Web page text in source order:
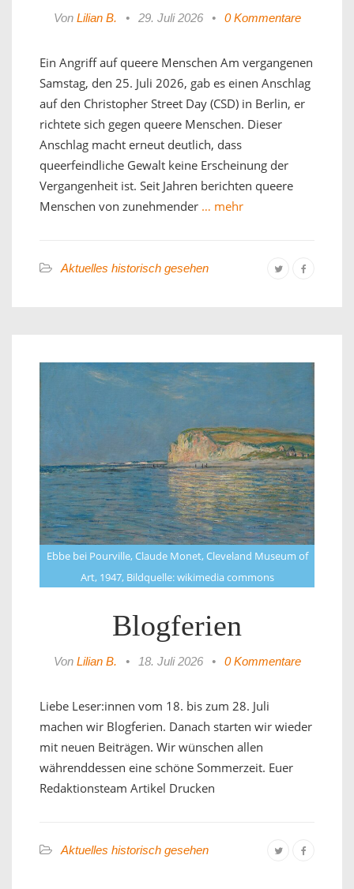
Von Lilian B. • 29. Juli 2026 • 0 Kommentare
Ein Angriff auf queere Menschen Am vergangenen
Samstag, den 25. Juli 2026, gab es einen Anschlag
auf den Christopher Street Day (CSD) in Berlin, er
richtete sich gegen queere Menschen. Dieser
Anschlag macht erneut deutlich, dass
queerfeindliche Gewalt keine Erscheinung der
Vergangenheit ist. Seit Jahren berichten queere
Menschen von zunehmender … mehr
Aktuelles historisch gesehen
Ebbe bei Pourville, Claude Monet, Cleveland Museum of
Art, 1947, Bildquelle: wikimedia commons
Blogferien
Von Lilian B. • 18. Juli 2026 • 0 Kommentare
Liebe Leser:innen vom 18. bis zum 28. Juli
machen wir Blogferien. Danach starten wir wieder
mit neuen Beiträgen. Wir wünschen allen
währenddessen eine schöne Sommerzeit. Euer
Redaktionsteam Artikel Drucken
Aktuelles historisch gesehen